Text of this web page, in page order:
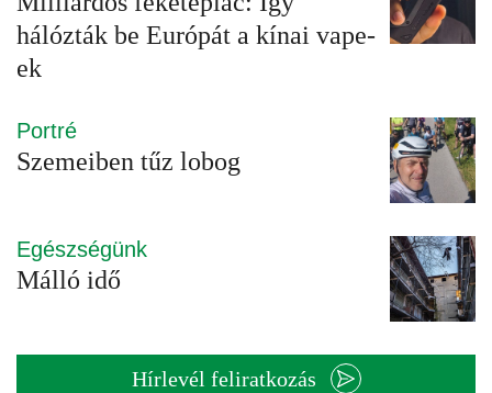
hálózták be Európát a kínai vape-
ek
Portré
Szemeiben tűz lobog
Egészségünk
Málló idő
Hírlevél feliratkozás